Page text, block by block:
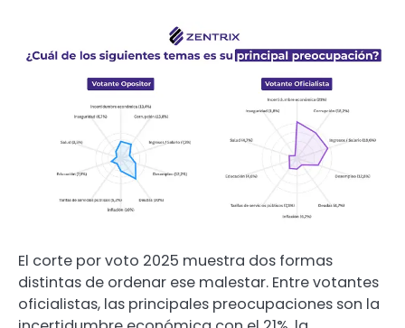
El corte por voto 2025 muestra dos formas
distintas de ordenar ese malestar. Entre votantes
oficialistas, las principales preocupaciones son la